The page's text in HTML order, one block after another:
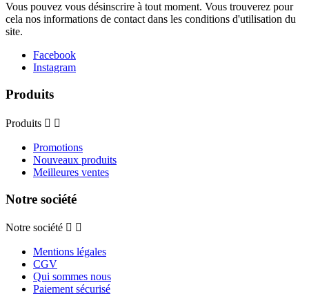
Vous pouvez vous désinscrire à tout moment. Vous trouverez pour
cela nos informations de contact dans les conditions d'utilisation du
site.
Facebook
Instagram
Produits
Produits  
Promotions
Nouveaux produits
Meilleures ventes
Notre société
Notre société  
Mentions légales
CGV
Qui sommes nous
Paiement sécurisé